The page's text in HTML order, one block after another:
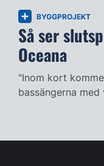
BYGGPROJEKT
Så ser
Oceana
"Inom kort
bassängerna med